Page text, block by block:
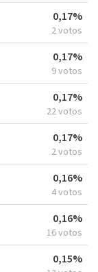
0,17%
2 votos
0,17%
9 votos
0,17%
22 votos
0,17%
2 votos
0,16%
4 votos
0,16%
16 votos
0,15%